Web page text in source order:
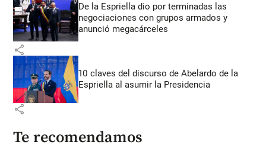
De la Espriella dio por terminadas las
negociaciones con grupos armados y
anunció megacárceles
share
10 claves del discurso de Abelardo de la
Espriella al asumir la Presidencia
share
Te recomendamos